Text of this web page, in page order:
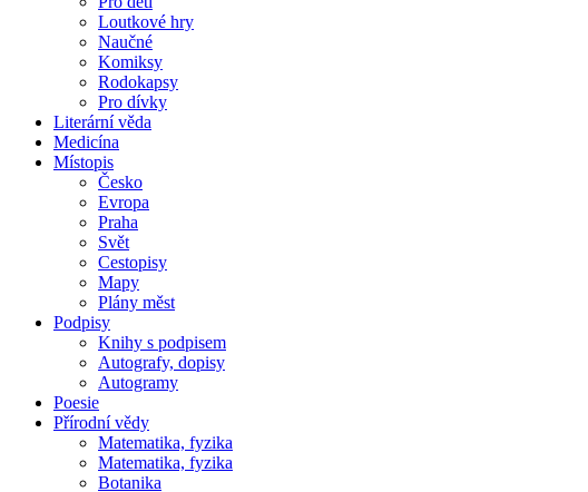
Loutkové hry
Naučné
Komiksy
Rodokapsy
Pro dívky
Literární věda
Medicína
Místopis
Česko
Evropa
Praha
Svět
Cestopisy
Mapy
Plány měst
Podpisy
Knihy s podpisem
Autografy, dopisy
Autogramy
Poesie
Přírodní vědy
Matematika, fyzika
Matematika, fyzika
Botanika